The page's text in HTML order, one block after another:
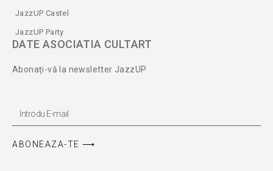
JazzUP Castel
JazzUP Party
DATE ASOCIATIA CULTART
Abonați-vă la newsletter JazzUP
ABONEAZA-TE ⟶